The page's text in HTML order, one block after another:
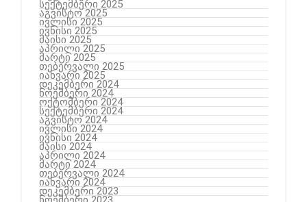
სექტემბერი 2025
აგვისტო 2025
ივლისი 2025
ივნისი 2025
მაისი 2025
აპრილი 2025
მარტი 2025
თებერვალი 2025
იანვარი 2025
დეკემბერი 2024
ნოემბერი 2024
ოქტომბერი 2024
სექტემბერი 2024
აგვისტო 2024
ივლისი 2024
ივნისი 2024
მაისი 2024
აპრილი 2024
მარტი 2024
თებერვალი 2024
იანვარი 2024
დეკემბერი 2023